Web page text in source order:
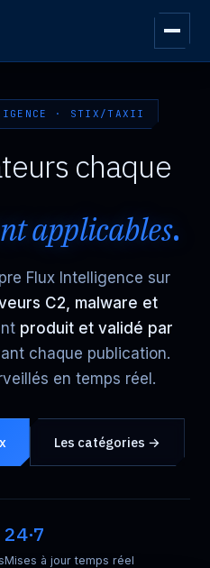
· STIX/TAXII
chaque
applicables.
Flux Intelligence sur
C2, malware et
produit et validé par
chaque publication.
en temps réel.
Les catégories →
24·7
Mises à jour temps réel